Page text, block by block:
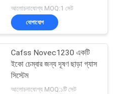
নির্বাপক
আলোচনাযোগ্য MOQ:1 সেট
যোগাযোগ
Cafss Novec1230 একটি
ইকো চেম্বার জন্য দূষণ ছাড়া গ্যাস
সিস্টেম
আলোচনাযোগ্য MOQ:১টি সেট